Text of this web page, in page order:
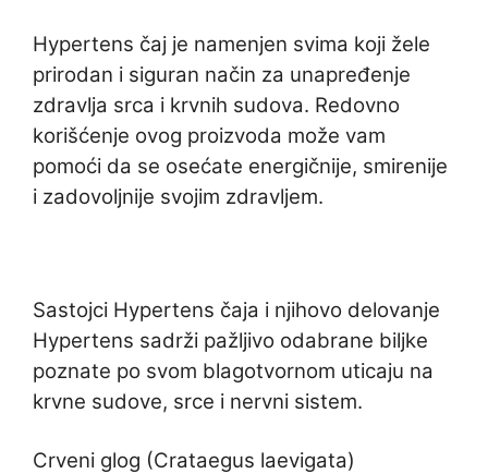
Hypertens čaj je namenjen svima koji žele
prirodan i siguran način za unapređenje
zdravlja srca i krvnih sudova. Redovno
korišćenje ovog proizvoda može vam
pomoći da se osećate energičnije, smirenije
i zadovoljnije svojim zdravljem.
Sastojci Hypertens čaja i njihovo delovanje
Hypertens sadrži pažljivo odabrane biljke
poznate po svom blagotvornom uticaju na
krvne sudove, srce i nervni sistem.
Crveni glog (Crataegus laevigata)